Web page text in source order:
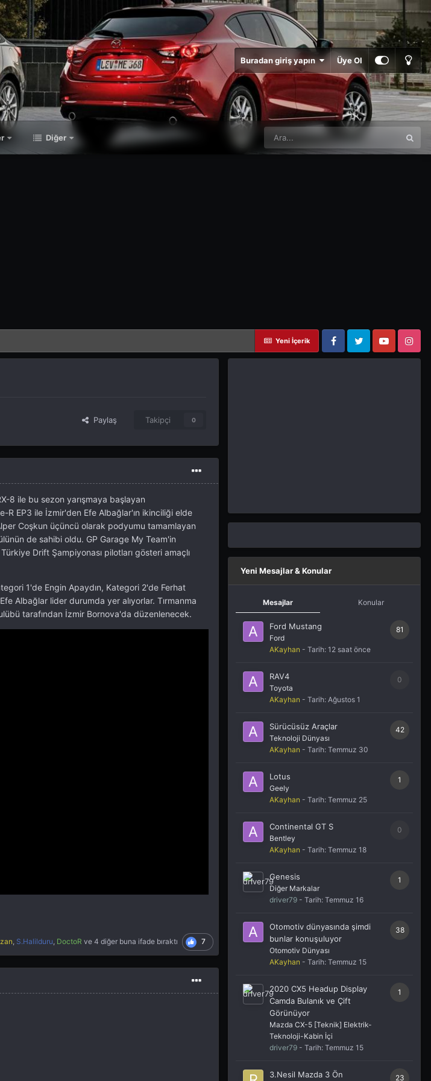
Buradan giriş yapın Üye Ol
Diğer
Yeni İçerik
FacebookTwitter YouTube Instagram
Paylaş Takipçi 0
8 ile bu sezon yarışmaya başlayan
R EP3 ile İzmir'den Efe Albağlar'ın ikinciliği elde
Coşkun üçüncü olarak podyumu tamamlayan
de sahibi oldu. GP Garage My Team'in
Drift Şampiyonası pilotları gösteri amaçlı
1'de Engin Apaydın, Kategori 2'de Ferhat
Albağlar lider durumda yer alıyorlar. Tırmanma
tarafından İzmir Bornova'da düzenlenecek.
, S.Halilduru, DoctoR ve 4 diğer buna ifade bıraktı 7
Yeni Mesajlar & Konular
Mesajlar Konular
81
Ford Mustang
Ford
AKayhan - Tarih: 12 saat önce
0
RAV4
Toyota
AKayhan - Tarih: Ağustos 1
42
Sürücüsüz Araçlar
Teknoloji Dünyası
AKayhan - Tarih: Temmuz 30
1
Lotus
Geely
AKayhan - Tarih: Temmuz 25
0
Continental GT S
Bentley
AKayhan - Tarih: Temmuz 18
1
Genesis
Diğer Markalar
driver79 - Tarih: Temmuz 16
38
Otomotiv dünyasında şimdi
bunlar konuşuluyor
Otomotiv Dünyası
AKayhan - Tarih: Temmuz 15
1
2020 CX5 Headup Display
Camda Bulanık ve Çift
Görünüyor
Mazda CX-5 [Teknik] Elektrik-
Teknoloji-Kabin İçi
driver79 - Tarih: Temmuz 15
23
3.Nesil Mazda 3 Ön